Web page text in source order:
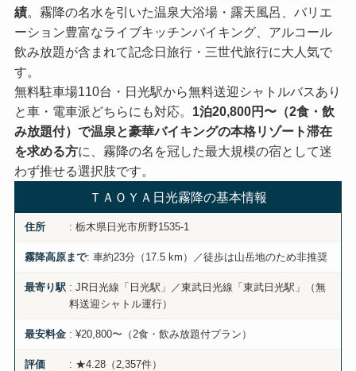
績。霧降の名水を引いた温泉大浴場・露天風呂、バリエ
ーション豊富なライブキッチンバイキング、アルコール
飲み放題が含まれて記念日旅行・三世代旅行に大人気で
す。
無料駐車場110台・日光駅から無料送迎シャトルバスあり
と車・電車派どちらにも対応。 1泊20,800円〜（2食・飲
み放題付）で温泉と豪華バイキングの本格リゾート滞在
を求める方に、霧降の名を冠した最大規模の宿として迷
わず推せる選択肢です。
ＴＡＯＹＡ日光霧降の基本情報
住所 : 栃木県日光市所野1535-1
霧降高原まで: 車約23分（17.5 km）／徒歩は山岳地のため非推奨
最寄り駅 : JR日光線「日光駅」／東武日光線「東武日光駅」（無
料送迎シャトル運行）
最安料金 : ¥20,800〜（2食・飲み放題付プラン）
評価 : ★4.28（2,357件）